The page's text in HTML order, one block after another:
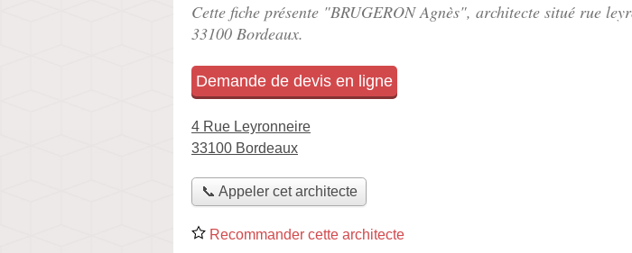
Cette fiche présente "BRUGERON Agnès", architecte situé rue
33100 Bordeaux.
Demande de devis en ligne
4 Rue Leyronneire
33100 Bordeaux
📞 Appeler cet architecte
Recommander cette architecte